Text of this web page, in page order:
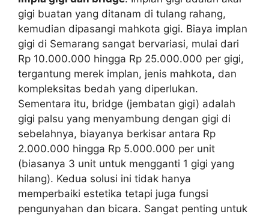
gigi buatan yang ditanam di tulang rahang,
kemudian dipasangi mahkota gigi. Biaya implan
gigi di Semarang sangat bervariasi, mulai dari
Rp 10.000.000 hingga Rp 25.000.000 per gigi,
tergantung merek implan, jenis mahkota, dan
kompleksitas bedah yang diperlukan.
Sementara itu, bridge (jembatan gigi) adalah
gigi palsu yang menyambung dengan gigi di
sebelahnya, biayanya berkisar antara Rp
2.000.000 hingga Rp 5.000.000 per unit
(biasanya 3 unit untuk mengganti 1 gigi yang
hilang). Kedua solusi ini tidak hanya
memperbaiki estetika tetapi juga fungsi
pengunyahan dan bicara. Sangat penting untuk